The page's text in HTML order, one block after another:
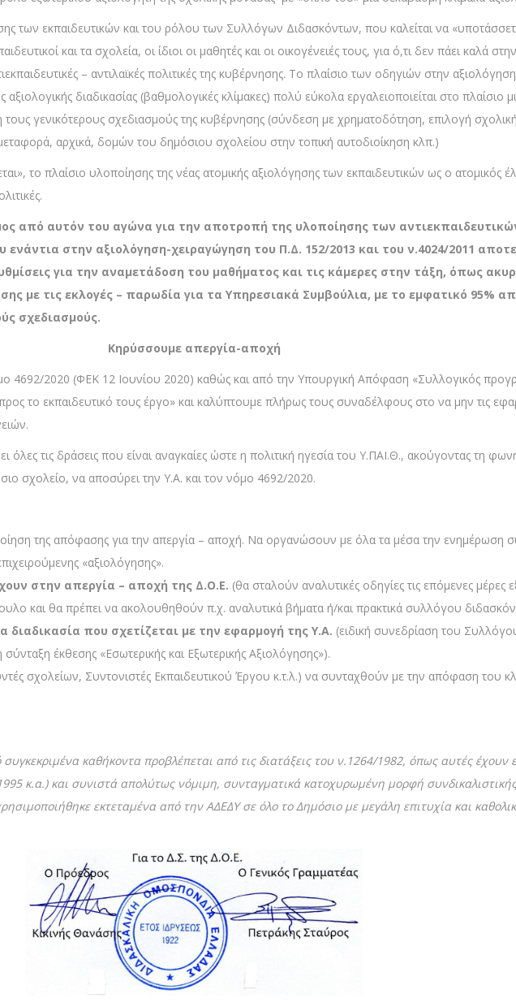
των εκπαιδευτικών και του ρόλου των Συλλόγων Διδασκόντων, που καλείται να
και τα σχολεία, οι ίδιοι οι μαθητές και οι οικογένειές τους, για ό,τι δεν πάει καλά
– αντιλαϊκές πολιτικές της κυβέρνησης. Το πλαίσιο των οδηγιών στην
διαδικασίας (βαθμολογικές κλίμακες) πολύ εύκολα εργαλειοποιείται στο πλαίσιο
γενικότερους σχεδιασμούς της κυβέρνησης (σύνδεση με χρηματοδότηση, επιλογή
αρχικά, δομών του δημόσιου σχολείου στην τοπική αυτοδιοίκηση κλπ.)
το πλαίσιο υλοποίησης της νέας ατομικής αξιολόγησης των εκπαιδευτικών ως ο ατομικός
από αυτόν του αγώνα για την αποτροπή της υλοποίησης των
στην αξιολόγηση-χειραγώγηση του Π.Δ. 152/2013 και του ν.4024/2011
για την αναμετάδοση του μαθήματος και τις κάμερες στην τάξη, όπως
με τις εκλογές – παρωδία για τα Υπηρεσιακά Συμβούλια, με το εμφατικό 95%
σχεδιασμούς.
Κηρύσσουμε απεργία-αποχή
4692/2020 (ΦΕΚ 12 Ιουνίου 2020) καθώς και από την Υπουργική Απόφαση «Συλλογικός
το εκπαιδευτικό τους έργο» και καλύπτουμε πλήρως τους συναδέλφους στο να μην τις
τις δράσεις που είναι αναγκαίες ώστε η πολιτική ηγεσία του Υ.ΠΑΙ.Θ., ακούγοντας τη
σχολείο, να αποσύρει την Υ.Α. και τον νόμο 4692/2020.
της απόφασης για την απεργία – αποχή. Να οργανώσουν με όλα τα μέσα την ενημέρωση
«αξιολόγησης».
στην απεργία – αποχή της Δ.Ο.Ε. (θα σταλούν αναλυτικές οδηγίες τις επόμενες μέρες
και θα πρέπει να ακολουθηθούν π.χ. αναλυτικά βήματα ή/και πρακτικά συλλόγου
που σχετίζεται με την εφαρμογή της Υ.Α. (ειδική συνεδρίαση του
έκθεσης «Εσωτερικής και Εξωτερικής Αξιολόγησης»).
σχολείων, Συντονιστές Εκπαιδευτικού Έργου κ.τ.λ.) να συνταχθούν με την απόφαση του
καθήκοντα προβλέπεται από τις διατάξεις του ν.1264/1982, όπως αυτές έχουν
κ.α.) και συνιστά απολύτως νόμιμη, συνταγματικά κατοχυρωμένη μορφή
εκτεταμένα από την ΑΔΕΔΥ σε όλο το Δημόσιο με μεγάλη επιτυχία και